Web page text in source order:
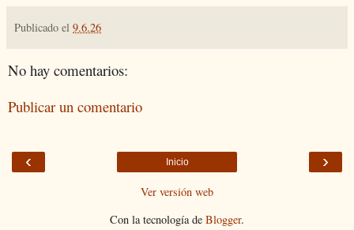
Publicado el 9.6.26
No hay comentarios:
Publicar un comentario
‹ ›
Inicio
Ver versión web
Con la tecnología de Blogger.